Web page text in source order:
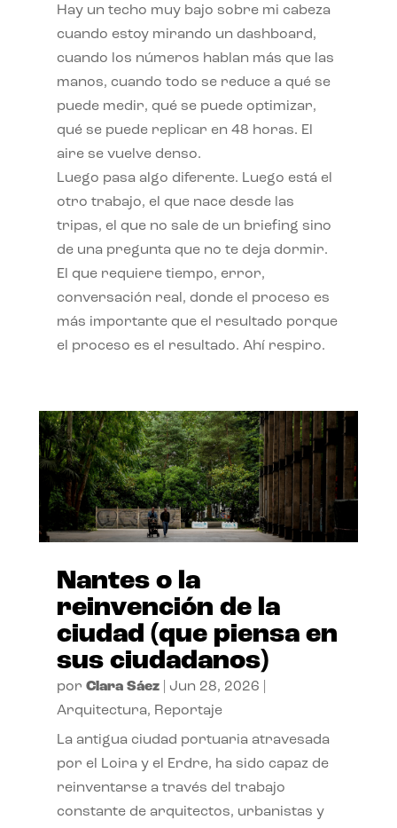
Hay un techo muy bajo sobre mi cabeza
cuando estoy mirando un dashboard,
cuando los números hablan más que las
manos, cuando todo se reduce a qué se
puede medir, qué se puede optimizar,
qué se puede replicar en 48 horas. El
aire se vuelve denso.
Luego pasa algo diferente. Luego está el
otro trabajo, el que nace desde las
tripas, el que no sale de un briefing sino
de una pregunta que no te deja dormir.
El que requiere tiempo, error,
conversación real, donde el proceso es
más importante que el resultado porque
el proceso es el resultado. Ahí respiro.
Nantes o la
reinvención de la
ciudad (que piensa en
sus ciudadanos)
por Clara Sáez| Jun 28, 2026
Arquitectura, Reportaje
La antigua ciudad portuaria atravesada
por el Loira y el Erdre, ha sido capaz de
reinventarse a través del trabajo
constante de arquitectos, urbanistas y